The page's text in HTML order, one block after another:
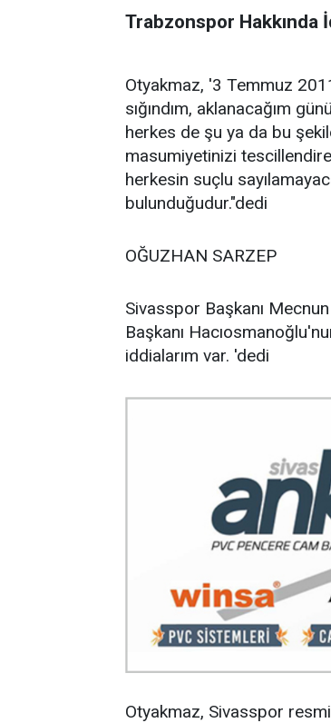
Trabzonspor Hakkında
Otyakmaz, '3 Temmuz
sığındım, aklanacağım
herkes de şu ya da bu
masumiyetinizi
herkesin suçlu
bulunduğudur."dedi
OĞUZHAN SARZEP
Sivasspor Başkanı
Başkanı
iddialarım var. 'dedi
Otyakmaz, Sivasspor resmi